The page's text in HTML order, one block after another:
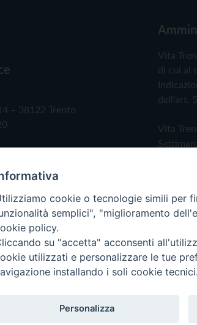
– 38122 Trento
Vita
di cui al
dell'art.
Vita
Privacy
i diritti riservati - Vita Trentina
cookie o tecnologie simili per
semplici", "miglioramento
policy.
su "accetta" acconsenti
utilizzati e personalizzare le tue
installando i soli cookie
Personalizza